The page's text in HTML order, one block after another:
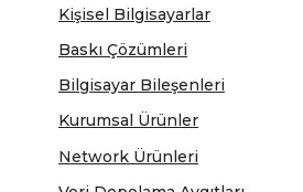
Kişisel Bilgisayarlar
Baskı Çözümleri
Bilgisayar Bileşenleri
Kurumsal Ürünler
Network Ürünleri